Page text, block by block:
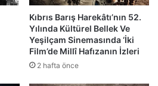
Kıbrıs Barış Harekâtı’nın 52.
Yılında Kültürel Bellek Ve
Yeşilçam Sinemasında ‘İki
Film’de Millî Hafızanın İzleri
2 hafta önce